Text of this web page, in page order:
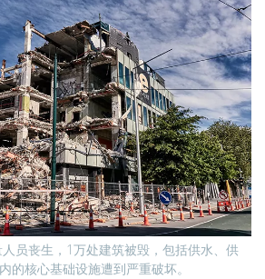
员丧生，1万处建筑被毁，包括供水、供
的核心基础设施遭到严重破坏。